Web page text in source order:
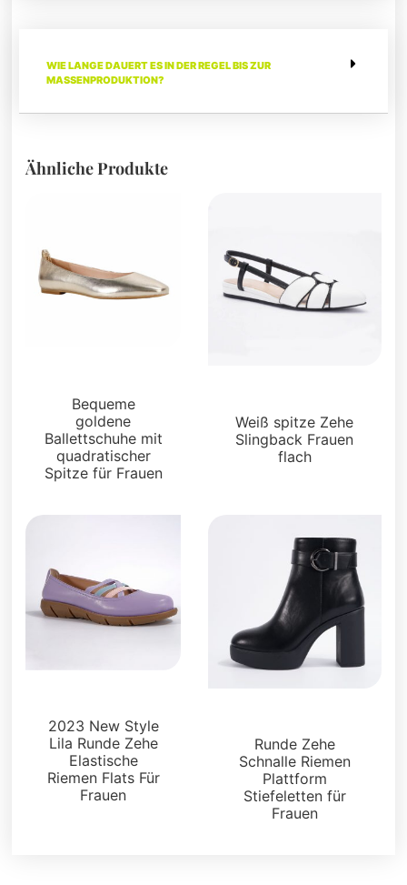
WIE LANGE DAUERT ES IN DER REGEL BIS ZUR
MASSENPRODUKTION?
Ähnliche Produkte
Bequeme
goldene
Ballettschuhe mit
quadratischer
Spitze für Frauen
Weiß spitze Zehe
Slingback Frauen
flach
2023 New Style
Lila Runde Zehe
Elastische
Riemen Flats Für
Frauen
Runde Zehe
Schnalle Riemen
Plattform
Stiefeletten für
Frauen